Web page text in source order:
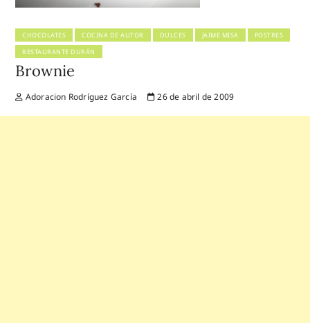
CHOCOLATES COCINA DE AUTOR DULCES JAIME MISA
POSTRES
RESTAURANTE DURÁN
Brownie
Adoracion Rodríguez García 26 de abril de 2009